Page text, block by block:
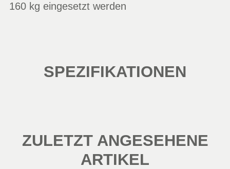
160 kg eingesetzt werden
SPEZIFIKATIONEN
ZULETZT ANGESEHENE
ARTIKEL